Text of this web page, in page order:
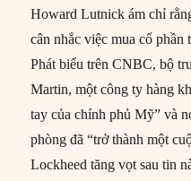
Howard Lutnick ám chỉ
cân nhắc việc mua cổ
Phát biểu trên CNBC, bộ
Martin, một công ty hàng
tay của chính phủ Mỹ” và
phòng đã “trở thành một
Lockheed tăng vọt sau tin